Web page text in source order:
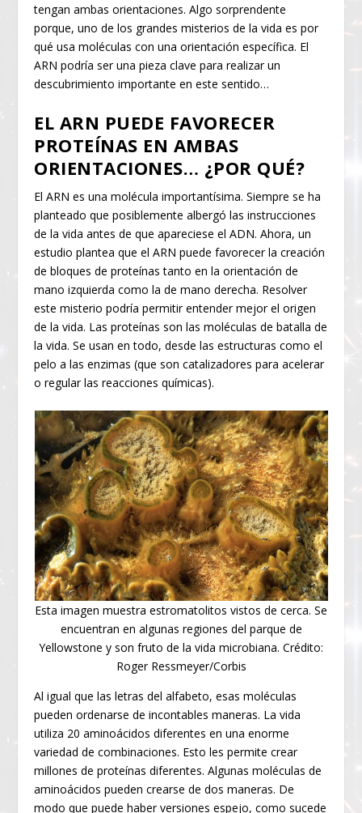
tengan ambas orientaciones. Algo sorprendente
porque, uno de los grandes misterios de la vida es por
qué usa moléculas con una orientación específica. El
ARN podría ser una pieza clave para realizar un
descubrimiento importante en este sentido…
EL ARN PUEDE FAVORECER
PROTEÍNAS EN AMBAS
ORIENTACIONES… ¿POR QUÉ?
El ARN es una molécula importantísima. Siempre se ha
planteado que posiblemente albergó las instrucciones
de la vida antes de que apareciese el ADN. Ahora, un
estudio plantea que el ARN puede favorecer la creación
de bloques de proteínas tanto en la orientación de
mano izquierda como la de mano derecha. Resolver
este misterio podría permitir entender mejor el origen
de la vida. Las proteínas son las moléculas de batalla de
la vida. Se usan en todo, desde las estructuras como el
pelo a las enzimas (que son catalizadores para acelerar
o regular las reacciones químicas).
Esta imagen muestra estromatolitos vistos de cerca. Se
encuentran en algunas regiones del parque de
Yellowstone y son fruto de la vida microbiana. Crédito:
Roger Ressmeyer/Corbis
Al igual que las letras del alfabeto, esas moléculas
pueden ordenarse de incontables maneras. La vida
utiliza 20 aminoácidos diferentes en una enorme
variedad de combinaciones. Esto les permite crear
millones de proteínas diferentes. Algunas moléculas de
aminoácidos pueden crearse de dos maneras. De
modo que puede haber versiones espejo, como sucede